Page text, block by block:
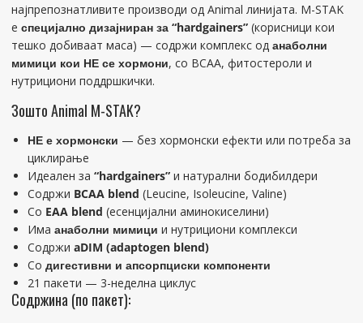
најпрепознатливите производи од Animal линијата. M-STAK
е специјално дизајниран за “hardgainers”(корисници кои
тешко добиваат маса) — содржи комплекс од анаболни
мимици кои НЕ се хормони, со BCAA, фитостероли и
нутрициони поддршкички.
Зошто Animal M-STAK?
НЕ е хормонски — без хормонски ефекти или потреба за
циклирање
Идеален за “hardgainers”и натурални бодибилдери
Содржи BCAA blend (Leucine, Isoleucine, Valine)
Со EAA blend (есенцијални аминокиселини)
Има анаболни мимици и нутрициони комплекси
Содржи aDIM (adaptogen blend)
Со дигестивни и апсорпциски компоненти
21 пакети — 3-неделна циклус
Содржина (по пакет):